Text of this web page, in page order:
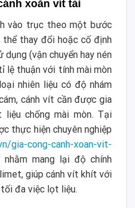
xoắn vít tải
vào trục theo một bước
thay đổi hoặc cố định
(vận chuyển hay nén
lệ thuận với tính mài mòn
nhiên liệu có độ nhám
cánh vít cần được gia
chống mài mòn. Tại
thực hiện chuyên nghiệp
gia-cong-canh-xoan-vit-
nhằm mang lại độ chính
giúp cánh vít khít với
tối đa việc lọt liệu.